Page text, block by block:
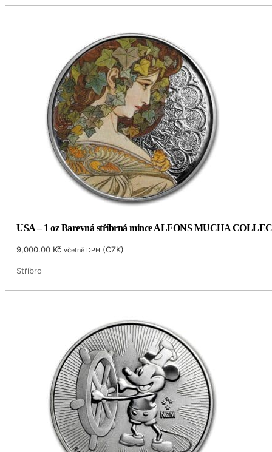
USA – 1 oz Barevná stříbrná mince ALFONS MUCHA
9,000.00 Kč včetně DPH (CZK)
Stříbro